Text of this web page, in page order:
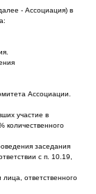
- Ассоциация) в
Ассоциации.
участие в
количественного
заседания
с п. 10.19,
ответственного